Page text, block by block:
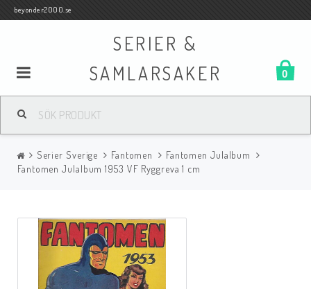
beyonder2000.se
SERIER &
SAMLARSAKER
0
Samlar- och Spelkort
Serier
Böcker
Serier Sverige Fantomen
Fantomen Julalbum
Fantomen Julalbum 1953 VF Ryggreva 1 cm